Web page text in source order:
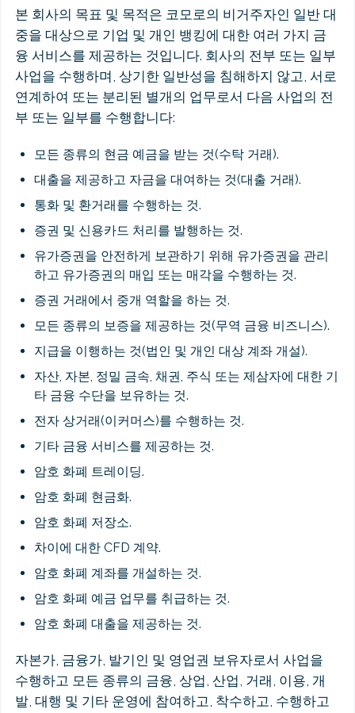
본 회사의 목표 및 목적은 코모로의 비거주자인 일반 대
중을 대상으로 기업 및 개인 뱅킹에 대한 여러 가지 금
융 서비스를 제공하는 것입니다. 회사의 전부 또는 일부
사업을 수행하며, 상기한 일반성을 침해하지 않고, 서로
연계하여 또는 분리된 별개의 업무로서 다음 사업의 전
부 또는 일부를 수행합니다:
모든 종류의 현금 예금을 받는 것(수탁 거래).
대출을 제공하고 자금을 대여하는 것(대출 거래).
통화 및 환거래를 수행하는 것.
증권 및 신용카드 처리를 발행하는 것.
유가증권을 안전하게 보관하기 위해 유가증권을 관리
하고 유가증권의 매입 또는 매각을 수행하는 것.
증권 거래에서 중개 역할을 하는 것.
모든 종류의 보증을 제공하는 것(무역 금융 비즈니스).
지급을 이행하는 것(법인 및 개인 대상 계좌 개설).
자산, 자본, 정밀 금속, 채권, 주식 또는 제삼자에 대한 기
타 금융 수단을 보유하는 것.
전자 상거래(이커머스)를 수행하는 것.
기타 금융 서비스를 제공하는 것.
암호 화폐 트레이딩.
암호 화폐 현금화.
암호 화폐 저장소.
차이에 대한 CFD 계약.
암호 화폐 계좌를 개설하는 것.
암호 화폐 예금 업무를 취급하는 것.
암호 화폐 대출을 제공하는 것.
자본가, 금융가, 발기인 및 영업권 보유자로서 사업을
수행하고 모든 종류의 금융, 상업, 산업, 거래, 이용, 개
발, 대행 및 기타 운영에 참여하고, 착수하고, 수행하고